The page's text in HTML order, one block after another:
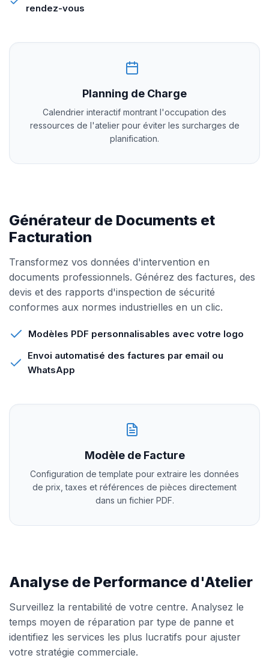
rendez-vous
Planning de Charge
Calendrier interactif montrant l'occupation des
ressources de l'atelier pour éviter les surcharges de
planification.
Générateur de Documents et
Facturation
Transformez vos données d'intervention en
documents professionnels. Générez des factures, des
devis et des rapports d'inspection de sécurité
conformes aux normes industrielles en un clic.
Modèles PDF personnalisables avec votre logo
Envoi automatisé des factures par email ou
WhatsApp
Modèle de Facture
Configuration de template pour extraire les données
de prix, taxes et références de pièces directement
dans un fichier PDF.
Analyse de Performance d'Atelier
Surveillez la rentabilité de votre centre. Analysez le
temps moyen de réparation par type de panne et
identifiez les services les plus lucratifs pour ajuster
votre stratégie commerciale.